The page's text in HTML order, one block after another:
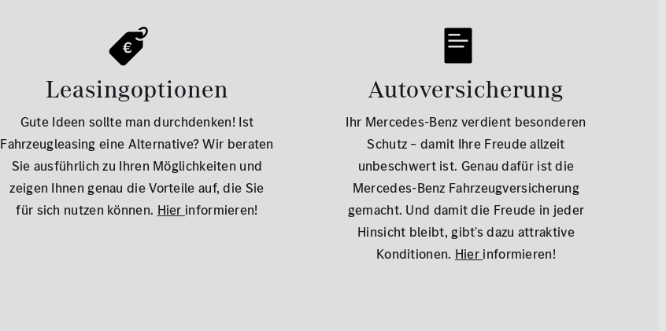
Leasingoptionen
Gute Ideen sollte man durchdenken! Ist
Fahrzeugleasing eine Alternative? Wir beraten
Sie ausführlich zu Ihren Möglichkeiten und
zeigen Ihnen genau die Vorteile auf, die Sie
für sich nutzen können. Hier informieren!
Autoversicherung
Ihr Mercedes-Benz verdient besonderen
Schutz – damit Ihre Freude allzeit
unbeschwert ist. Genau dafür ist die
Mercedes-Benz Fahrzeugversicherung
gemacht. Und damit die Freude in jeder
Hinsicht bleibt, gibt's dazu attraktive
Konditionen. Hier informieren!